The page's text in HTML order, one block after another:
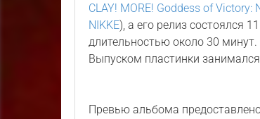
CLAY! MORE! Goddess of
NIKKE), а его релиз состоялся
длительностью около 30
Выпуском пластинки
Превью альбома